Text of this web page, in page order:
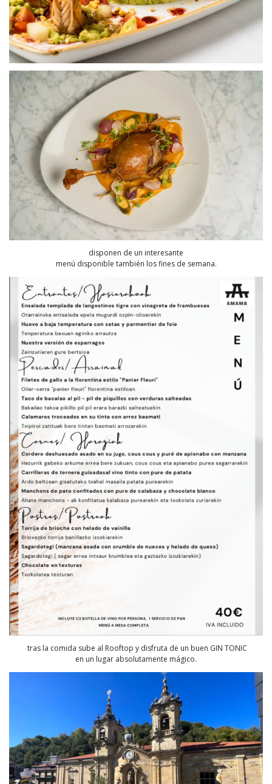
disponen de un interesante
menú disponible también los fines de semana.
tras la comida sube al Rooftop y disfruta de un buen GIN TONIC
en un lugar absolutamente mágico.